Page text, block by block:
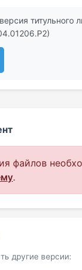
титульного
файлов
.
другие версии: